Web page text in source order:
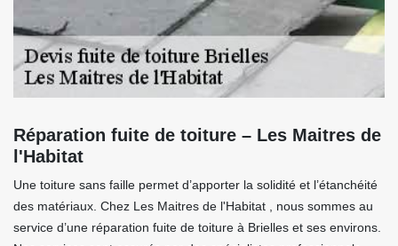
Réparation fuite de toiture – Les Maitres de
l'Habitat
Une toiture sans faille permet d’apporter la solidité et l’étanchéité
des matériaux. Chez Les Maitres de l'Habitat , nous sommes au
service d’une réparation fuite de toiture à Brielles et ses environs.